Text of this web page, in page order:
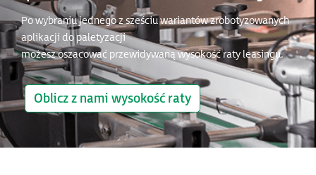
Po wybraniu jednego z sześciu wariantów zrobotyzowanych
aplikacji do paletyzacji
możesz oszacować przewidywaną wysokość raty leasingu.
Oblicz z nami wysokość raty